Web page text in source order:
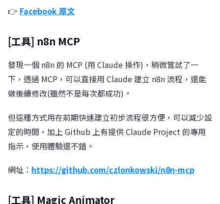
👉 Facebook 原文
[工具] n8n MCP
發現一個 n8n 的 MCP (用 Claude 操作)，稍微嘗試了一
下，透過 MCP，可以直接用 Claude 建立 n8n 流程，還能
做後續修改(雖然不是每次都成功)󠀠。
但這種方式用在前期快速建立初步流程很方便，可以減少設
定的時間，加上 Github 上有提供 Claude Project 的專用
指示，使用體驗還不錯。
網址： https://github.com/czlonkowski/n8n-mcp
[​工具] Magic Animator